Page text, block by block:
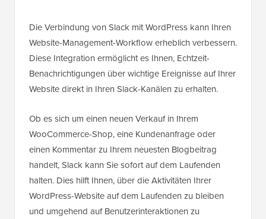
Die Verbindung von Slack mit WordPress kann Ihren
Website-Management-Workflow erheblich verbessern.
Diese Integration ermöglicht es Ihnen, Echtzeit-
Benachrichtigungen über wichtige Ereignisse auf Ihrer
Website direkt in Ihren Slack-Kanälen zu erhalten.
Ob es sich um einen neuen Verkauf in Ihrem
WooCommerce-Shop, eine Kundenanfrage oder
einen Kommentar zu Ihrem neuesten Blogbeitrag
handelt, Slack kann Sie sofort auf dem Laufenden
halten. Dies hilft Ihnen, über die Aktivitäten Ihrer
WordPress-Website auf dem Laufenden zu bleiben
und umgehend auf Benutzerinteraktionen zu